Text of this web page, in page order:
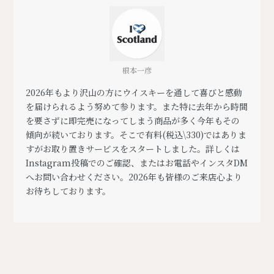
根本一彦
2026年もより沢山の方にウイスキーを通して喜びと感動
を届けられるよう努めて参ります。また特に去年から時間
を要さずに即完売になってしまう商品が多く今年もその
傾向が続いております。そこで有料(税込\330)ではありま
すがお取り置きサービスをスタートしました。詳しくは
Instagram投稿でのご確認、またはお電話やインスタDM
へお問い合わせください。2026年も皆様のご来店心より
お待ちしております。